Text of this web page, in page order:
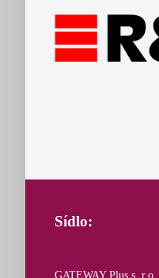
Sídlo:
GATEWAY Plus s. r.o.